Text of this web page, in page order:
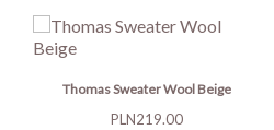
Thomas Sweater Wool Beige
Price
PLN219.00